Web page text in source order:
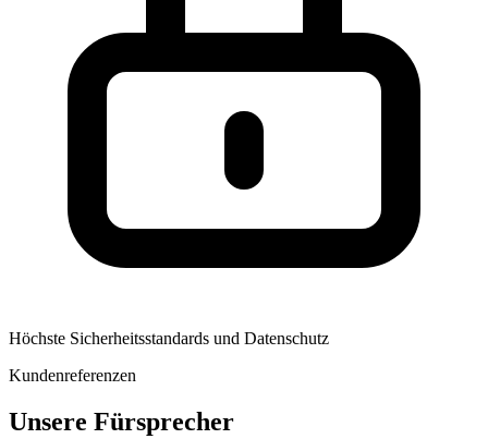
Höchste Sicherheitsstandards und Datenschutz
Kundenreferenzen
Unsere Fürsprecher